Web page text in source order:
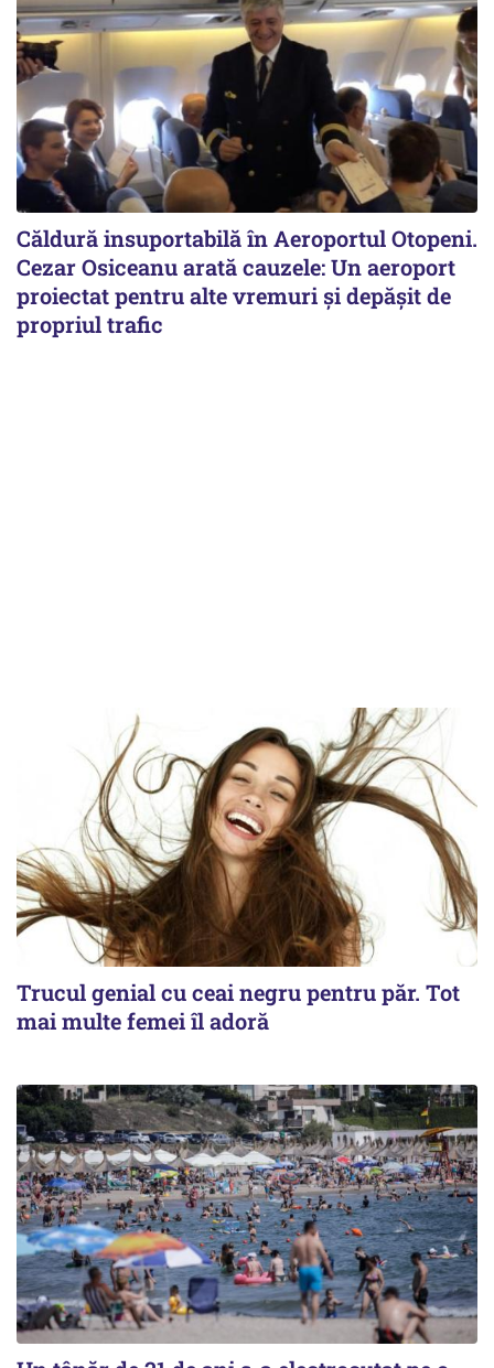
Căldură insuportabilă în Aeroportul Otopeni.
Cezar Osiceanu arată cauzele: Un aeroport
proiectat pentru alte vremuri și depășit de
propriul trafic
Trucul genial cu ceai negru pentru păr. Tot
mai multe femei îl adoră